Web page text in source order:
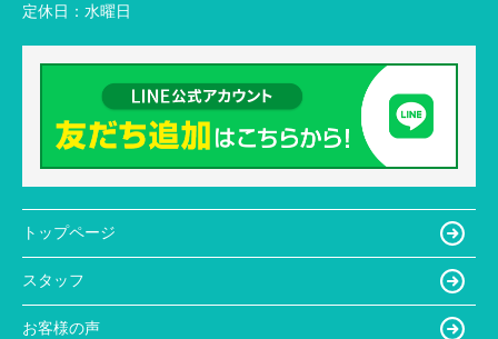
定休日： 水曜日
トップページ
スタッフ
お客様の声